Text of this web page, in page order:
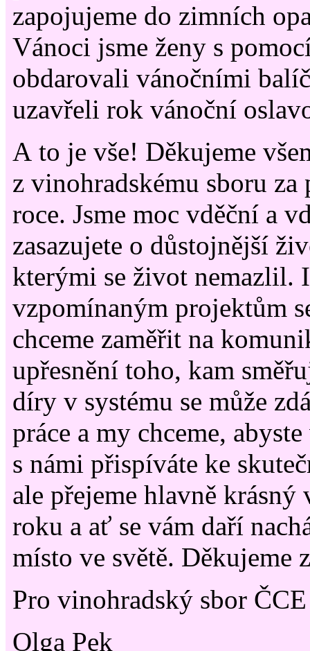
zapojujeme do zimních
Vánoci jsme ženy s
obdarovali vánočními
uzavřeli rok vánoční
A to je vše! Děkujeme
z vinohradskému sboru
roce. Jsme moc vděční a
zasazujete o důstojnější
kterými se život nemazlil.
vzpomínaným projektům
chceme zaměřit na
upřesnění toho, kam
díry v systému se může
práce a my chceme,
s námi přispíváte ke
ale přejeme hlavně krásný
roku a ať se vám daří
místo ve světě. Děkujeme
Pro vinohradský sbor ČCE
Olga Pek